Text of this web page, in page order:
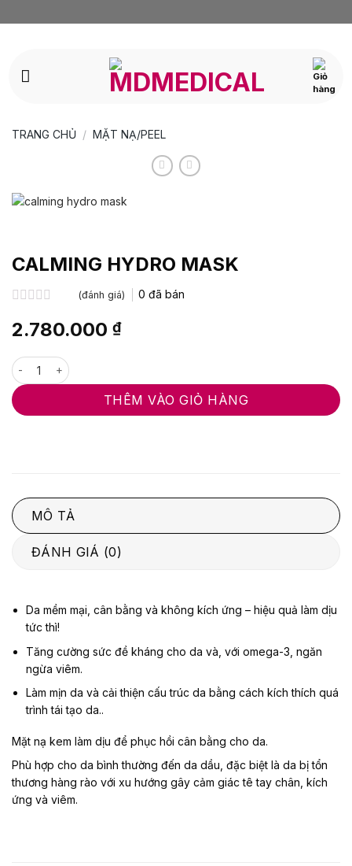
dung
TRANG CHỦ / MẶT NẠ/PEEL
CALMING HYDRO MASK
xếp
hạng
5
sao
(đánh giá) 0 đã bán
2.780.000 ₫
calming hydro mask số lượng
THÊM VÀO GIỎ HÀNG
MÔ TẢ
ĐÁNH GIÁ (0)
Da mềm mại, cân bằng và không kích ứng – hiệu quả làm dịu
tức thì!
Tăng cường sức đề kháng cho da và, với omega-3, ngăn
ngừa viêm.
Làm mịn da và cải thiện cấu trúc da bằng cách kích thích quá
trình tái tạo da..
Mặt nạ kem làm dịu để phục hồi cân bằng cho da.
Phù hợp cho da bình thường đến da dầu, đặc biệt là da bị tổn
thương hàng rào với xu hướng gây cảm giác tê tay chân, kích
ứng và viêm.